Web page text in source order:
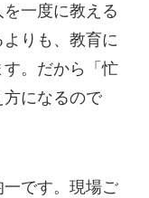
一度に教える
りも、教育に
。だから「忙
方になるので
です。現場ご